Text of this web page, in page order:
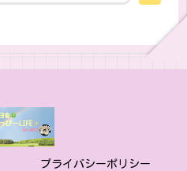
プライバシーポリシー